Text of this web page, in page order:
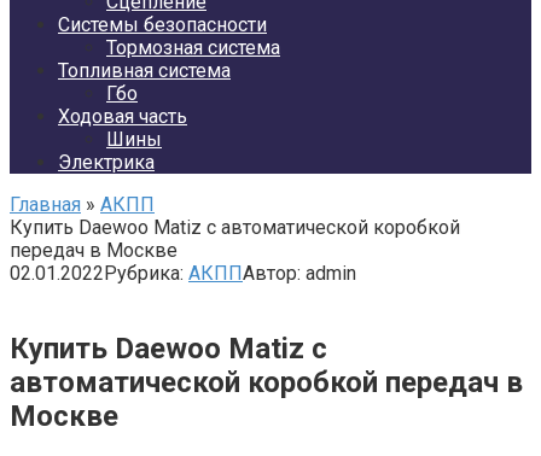
Системы безопасности
Тормозная система
Топливная система
Гбо
Ходовая часть
Шины
Электрика
Главная » АКПП
Купить Daewoo Matiz с автоматической коробкой
передач в Москве
02.01.2022Рубрика: АКППАвтор: admin
Купить Daewoo Matiz с
автоматической коробкой передач в
Москве